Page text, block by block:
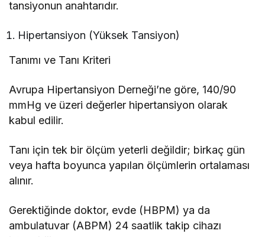
tansiyonun anahtarıdır.
Hipertansiyon (Yüksek Tansiyon)
Tanımı ve Tanı Kriteri
Avrupa Hipertansiyon Derneği’ne göre, 140/90
mmHg ve üzeri değerler hipertansiyon olarak
kabul edilir.
Tanı için tek bir ölçüm yeterli değildir; birkaç gün
veya hafta boyunca yapılan ölçümlerin ortalaması
alınır.
Gerektiğinde doktor, evde (HBPM) ya da
ambulatuvar (ABPM) 24 saatlik takip cihazı